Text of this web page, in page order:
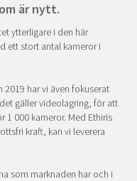
är nytt.
ytterligare i den här
ett stort antal kameror i
har vi även fokuserat
gäller videolagring, för att
1 000 kameror. Med Ethiris
kraft, kan vi leverera
som marknaden har och i